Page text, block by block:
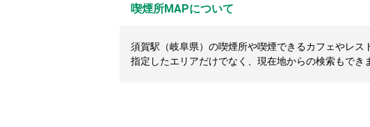
喫煙所MAPについて
須賀駅（岐阜県）の喫煙所や喫煙できるカフェやレス
指定したエリアだけでなく、現在地からの検索もでき